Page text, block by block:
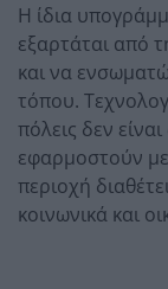
Η ίδια
εξαρτάται από
και να
τόπου.
πόλεις δεν
εφαρμοστούν με
περιοχή
κοινωνικά και